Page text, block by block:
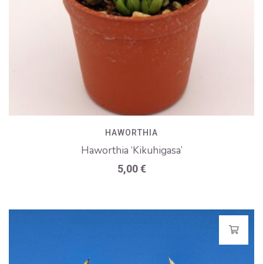
HAWORTHIA
Haworthia ‘Kikuhigasa’
5,00€